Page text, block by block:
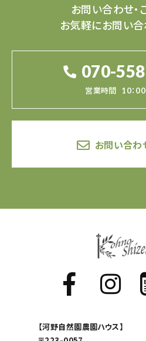
お問い合わせ・
お気軽にお問い
070-
営業時間 10：
お問い合わ
【河野自然園農園ハウス】